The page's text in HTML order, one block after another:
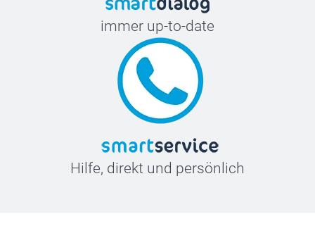
immer up-to-date
Hilfe, direkt und persönlich